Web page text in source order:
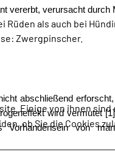
vererbt, verursacht durch
Rüden als auch bei
Zwergpinscher.
abschließend
wird vermutet
von
Einige von ihnen
ob Sie die Cookies